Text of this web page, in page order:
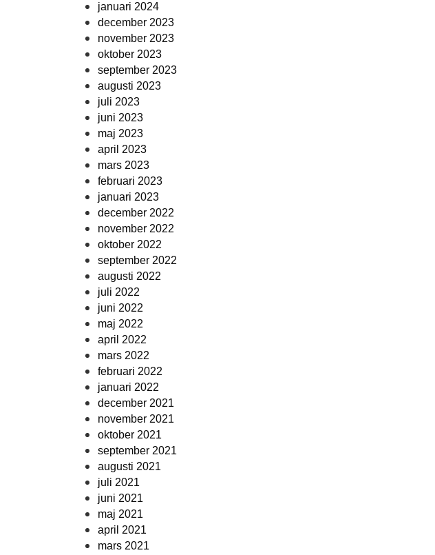
januari 2024
december 2023
november 2023
oktober 2023
september 2023
augusti 2023
juli 2023
juni 2023
maj 2023
april 2023
mars 2023
februari 2023
januari 2023
december 2022
november 2022
oktober 2022
september 2022
augusti 2022
juli 2022
juni 2022
maj 2022
april 2022
mars 2022
februari 2022
januari 2022
december 2021
november 2021
oktober 2021
september 2021
augusti 2021
juli 2021
juni 2021
maj 2021
april 2021
mars 2021